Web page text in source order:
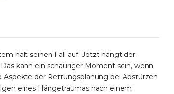
hält seinen Fall auf. Jetzt hängt der
kann ein schauriger Moment sein, wenn
Aspekte der Rettungsplanung bei Abstürzen
eines Hängetraumas nach einem